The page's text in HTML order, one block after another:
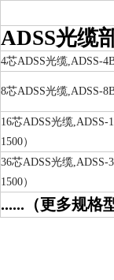
ADSS光缆
4芯ADSS光缆,ADSS-
8芯ADSS光缆,ADSS-
16芯ADSS光缆,ADSS-
1500）
36芯ADSS光缆,ADSS-
1500）
......（更多规格